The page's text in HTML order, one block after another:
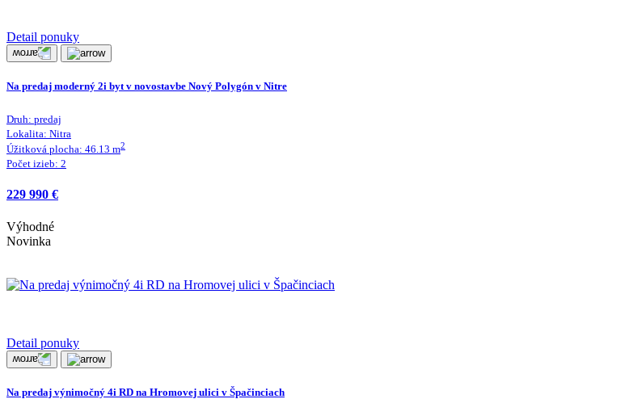
Detail ponuky
Na predaj moderný 2i byt v novostavbe Nový Polygón v Nitre
Druh: predaj
Lokalita: Nitra
Úžitková plocha: 46.13 m2
Počet izieb: 2
229 990 €
Výhodné
Novinka
Detail ponuky
Na predaj výnimočný 4i RD na Hromovej ulici v Špačinciach